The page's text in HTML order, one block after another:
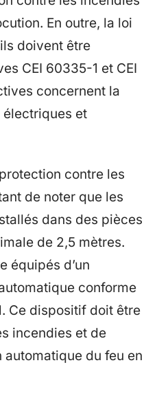
En outre, la loi
doivent être
CEI 60335-1 et CEI
concernent la
et
contre les
de noter que les
dans des pièces
de 2,5 mètres.
équipés d’un
conforme
Ce dispositif doit être
incendies et de
automatique du feu en